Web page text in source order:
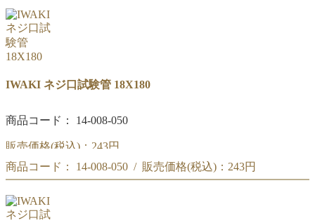
(#072)IWAKI ネジ口試験管 16X150
IWAKI ネジ口試験管 18X180
商品コード： 14-008-050
販売価格(税込)： 243円
(#073)IWAKI ネジ口試験管 18X180
商品コード： 14-008-050 / 販売価格(税込)： 243円
(#073)IWAKI ネジ口試験管 18X180